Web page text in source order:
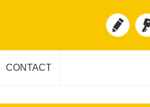
CONTACT